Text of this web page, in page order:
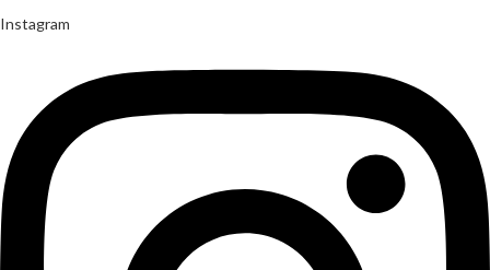
Instagram